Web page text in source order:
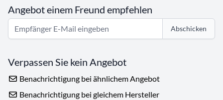
Angebot einem Freund empfehlen
Abschicken
Verpassen Sie kein Angebot
Benachrichtigung bei ähnlichem Angebot
Benachrichtigung bei gleichem Hersteller